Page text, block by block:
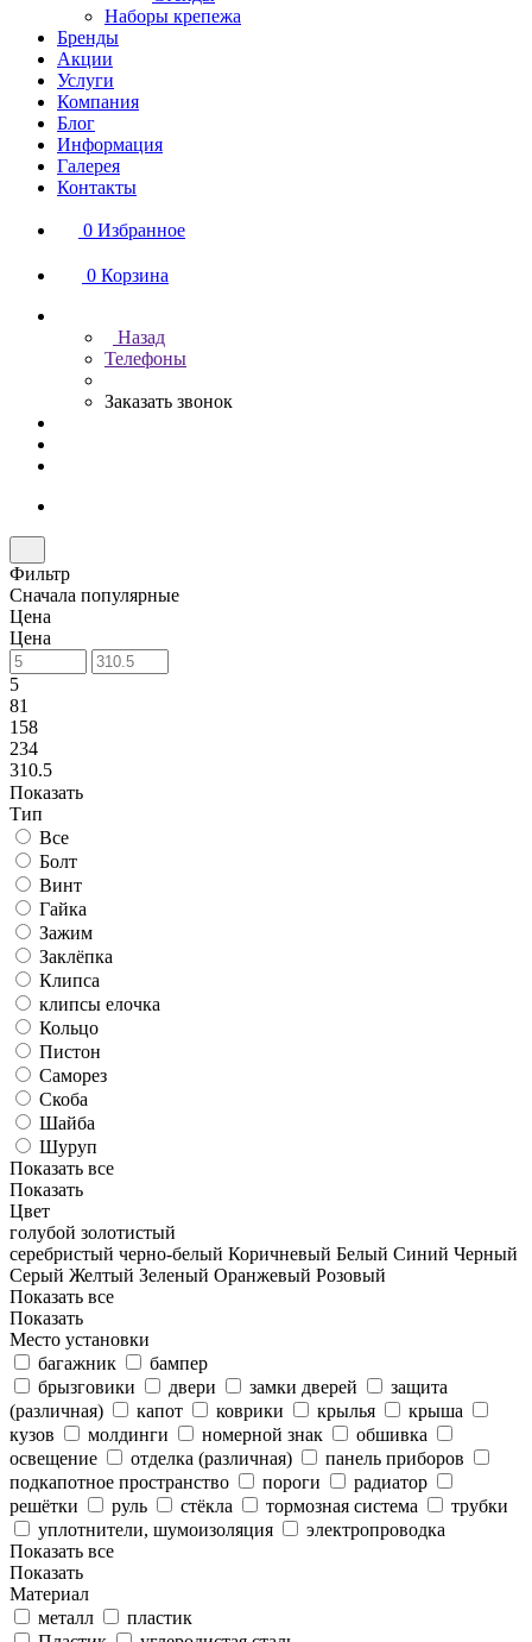
Наборы крепежа
Бренды
Акции
Услуги
Компания
Блог
Информация
Галерея
Контакты
0 Избранное
0 Корзина
Назад
Телефоны
Заказать звонок
Фильтр
Сначала популярные
Цена
Цена
5
81
158
234
310.5
Показать
Тип
Все
Болт
Винт
Гайка
Зажим
Заклёпка
Клипса
клипсы елочка
Кольцо
Пистон
Саморез
Скоба
Шайба
Шуруп
Показать все
Показать
Цвет
голубой золотистый
серебристый черно-белый Коричневый Белый Синий Черный
Серый Желтый Зеленый Оранжевый Розовый
Показать все
Показать
Место установки
багажник
бампер
брызговики
двери замки дверей
защита
(различная)
капот коврики крылья
крыша
кузов
молдинги номерной знак
обшивка
освещение
отделка (различная)
панель приборов
подкапотное пространство
пороги
радиатор
решётки
руль стёкла тормозная система
трубки
уплотнители, шумоизоляция
электропроводка
Показать все
Показать
Материал
металл
пластик